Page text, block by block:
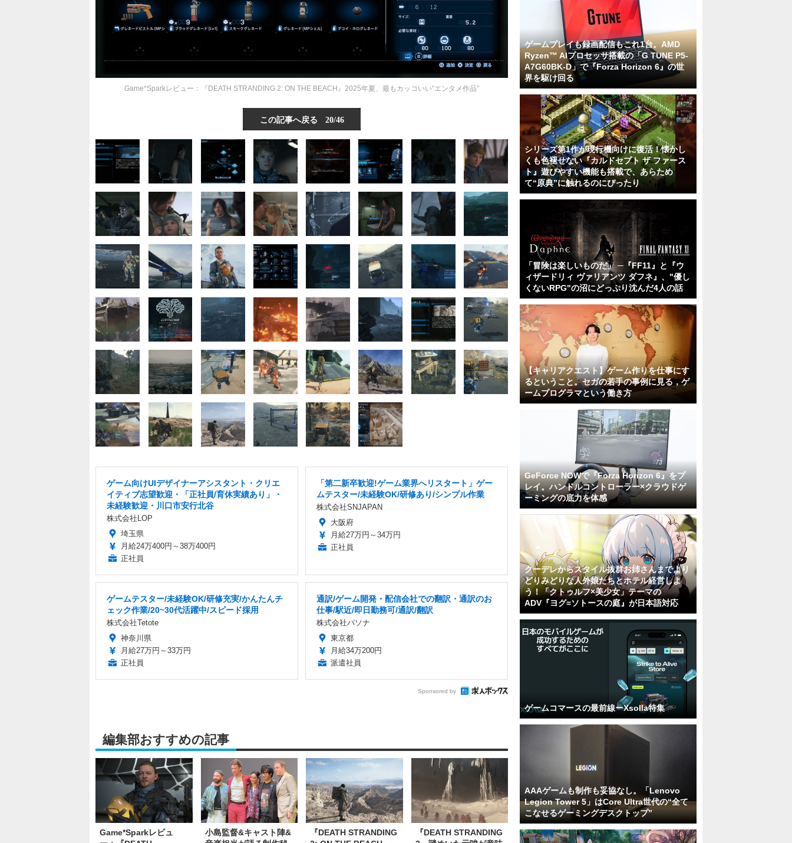
Game*Sparkレビュー：『DEATH STRANDING 2: ON THE BEACH』2025年夏、最もカッコいい“エンタメ作品”
この記事へ戻る 20/46
ゲーム向けUIデザイナーアシスタント・クリエ
イティブ志望歓迎・「正社員/育休実績あり」・
未経験歓迎・川口市安行北谷
株式会社LOP
埼玉県
月給24万400円～38万400円
正社員
「第二新卒歓迎!ゲーム業界へリスタート」ゲー
ムテスター/未経験OK/研修あり/シンプル作業
株式会社SNJAPAN
大阪府
月給27万円～34万円
正社員
ゲームテスター/未経験OK/研修充実/かんたんチ
ェック作業/20~30代活躍中/スピード採用
株式会社Tetote
神奈川県
月給27万円～33万円
正社員
通訳/ゲーム開発・配信会社での翻訳・通訳のお
仕事/駅近/即日勤務可/通訳/翻訳
株式会社パソナ
東京都
月給34万200円
派遣社員
Sponsored by
編集部おすすめの記事
Game*Sparkレビュ
小島監督&キャスト陣&
『DEATH STRANDING
『DEATH STRANDING
ゲームプレイも録画配信もこれ1台。AMD
Ryzen™ AIプロセッサ搭載の「G TUNE P5-
A7G60BK-D」で『Forza Horizon 6』の世
界を駆け回る
シリーズ第1作が現行機向けに復活！懐かし
くも色褪せない『カルドセプト ザ ファース
ト』遊びやすい機能も搭載で、あらため
て“原典”に触れるのにぴったり
「冒険は楽しいものだ」 ─『FF11』と『ウ
ィザードリィ ヴァリアンツ ダフネ』、"優し
くないRPG"の沼にどっぷり沈んだ4人の話
【キャリアクエスト】ゲーム作りを仕事にす
るということ。セガの若手の事例に見る，ゲ
ームプログラマという働き方
GeForce NOWで『Forza Horizon 6』をプ
レイ。ハンドルコントローラー×クラウドゲ
ーミングの底力を体感
クーデレからスタイル抜群お姉さんまでより
どりみどりな人外娘たちとホテル経営しよ
う！「クトゥルフ×美少女」テーマの
ADV『ヨグ=ソトースの庭』が日本語対応
ゲームコマースの最前線ーXsolla特集
AAAゲームも制作も妥協なし。「Lenovo
Legion Tower 5」はCore Ultra世代の“全て
こなせるゲーミングデスクトップ”